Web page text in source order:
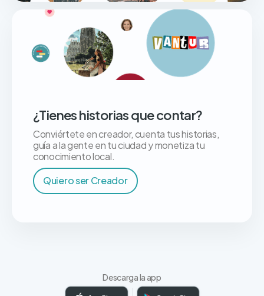
¿Tienes historias que contar?
Conviértete en creador, cuenta tus historias,
guía a la gente en tu ciudad y monetiza tu
conocimiento local.
Quiero ser Creador
Descarga la app